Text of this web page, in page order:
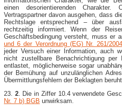
einen desorientierenden
Vertragspartner davon ausgehen, dass
Rechtslage entsprechend – über
rechtzeitig informiert. Wenn der
Geschäftsbedingung versteht, muss er
und 6 der Verordnung (EG) Nr. 261/
jeder Versuch einer Information, auch
nicht zustellbare Benachrichtigung
entlastet, möglicherweise sogar
der Bemühung auf unzulänglichen
Übermittlungsfehlern der Beklagten beruht.
23. 2. Die in Ziffer 10.4 verwendete
Nr. 7 b) BGB unwirksam.